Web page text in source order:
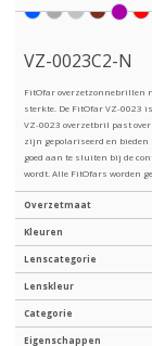
VZ-0023C2-N
FitOfar overzetzonnebrillen
sterkte. De FitOfar VZ-0023
VZ-0023 overzetbril past
zijn gepolariseerd en
goed aan te sluiten bij de
wordt. Alle FitOfars worden
Overzetmaat
Kleuren
Lenscategorie
Lenskleur
Categorie
Eigenschappen